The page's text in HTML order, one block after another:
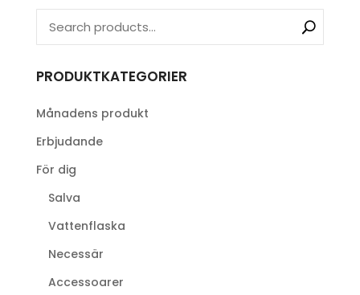
PRODUKTKATEGORIER
Månadens produkt
Erbjudande
För dig
Salva
Vattenflaska
Necessär
Accessoarer